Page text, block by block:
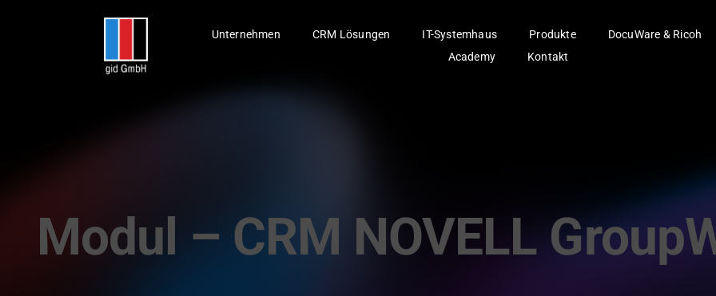
Unternehmen CRM Lösungen IT-Systemhaus Produkte DocuWare & Ricoh
Academy
Kontakt
Modul – CRM NOVELL